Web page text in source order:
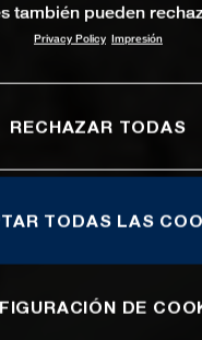
también pueden
Privacy Policy Impresión
RECHAZAR TODAS
TODAS LAS
DE